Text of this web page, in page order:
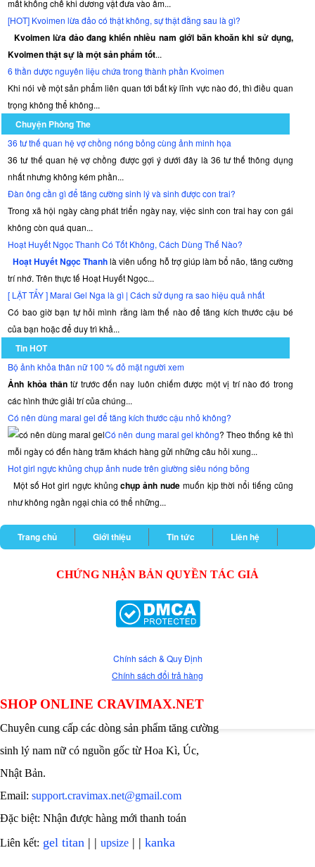
mất khống chế khi dương vật đưa vào âm...
[HOT] Kvoimen lừa đảo có thật không, sự thật đằng sau là gì?
Kvoimen lừa đảo đang khiến nhiều nam giới băn khoăn khi sử dụng,
Kvoimen thật sự là một sản phẩm tốt...
6 thần dược nguyên liệu chứa trong thành phần Kvoimen
Khi nói về một sản phẩm liên quan tới bất kỳ lĩnh vực nào đó, thì điều quan
trọng không thể không...
Chuyện Phòng The
36 tư thế quan hệ vợ chồng nóng bỏng cùng ảnh minh họa
36 tư thế quan hệ vợ chồng được gợi ý dưới đây là 36 tư thế thông dụng
nhất nhưng không kém phần...
Đàn ông cần gì để tăng cường sinh lý và sinh được con trai?
Trong xã hội ngày càng phát triển ngày nay, việc sinh con trai hay con gái
không còn quá quan...
Hoạt Huyết Ngọc Thanh Có Tốt Không, Cách Dùng Thế Nào?
Hoạt Huyết Ngọc Thanhlà viên uống hỗ trợ giúp làm bổ não, tăng cường
trí nhớ. Trên thực tế Hoạt Huyết Ngọc...
[ LẬT TẨY ] Maral Gel Nga là gì | Cách sử dụng ra sao hiệu quả nhất
Có bao giờ bạn tự hỏi mình rằng làm thế nào để tăng kích thước cậu bé
của bạn hoặc để duy trì khả...
Tin HOT
Bộ ảnh khỏa thân nữ 100 % đỏ mặt người xem
Ảnh khỏa thântừ trước đến nay luôn chiếm được một vị trí nào đó trong
các hình thức giải trí của chúng...
Có nên dùng maral gel để tăng kích thước cậu nhỏ không?
Có nên dung maral gel không? Theo thống kê thì
mỗi ngày có đến hàng trăm khách hàng gửi những câu hỏi xung...
Hot girl ngực khủng chụp ảnh nude trên giường siêu nóng bỏng
Một số Hot girl ngực khủngchụp ảnh nude muốn kịp thời nổi tiếng cũng
như không ngần ngại chia có thể những...
Trang chủ Giới thiệu Tin tức Liên hệ
CHỨNG NHẬN BẢN QUYỀN TÁC GIẢ
Chính sách & Quy Định
Chính sách đổi trả hàng
SHOP ONLINE CRAVIMAX.NET
Chuyên cung cấp các dòng sản phẩm tăng cường
sinh lý nam nữ có nguồn gốc từ Hoa Kì, Úc,
Nhật Bản.
Email: support.cravimax.net@gmail.com
Đặc biệt: Nhận được hàng mới thanh toán
Liên kết: gel titan | | upsize | | kanka